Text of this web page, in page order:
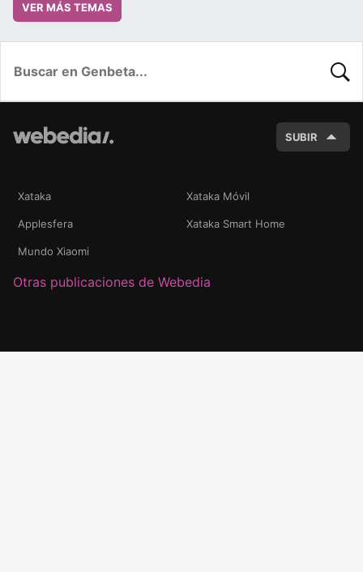
VER MÁS TEMAS
SUBIR
Xataka Xataka Móvil
Applesfera Xataka Smart Home
Mundo Xiaomi
Otras publicaciones de Webedia